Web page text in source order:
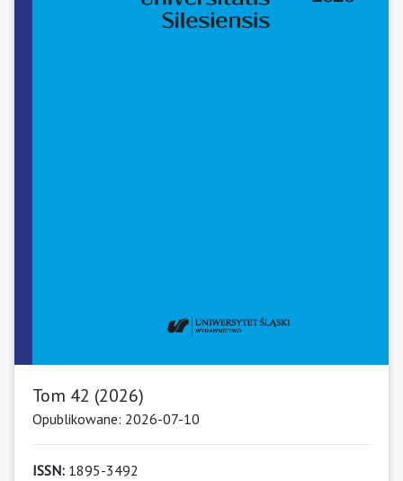
Tom 42 (2026)
Opublikowane: 2026-07-10
ISSN: 1895-3492